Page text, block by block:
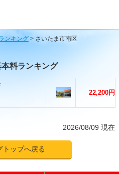
ンキング> さいたま市南区
料ランキング
22,200円
2026/08/09 現在
トップへ戻る